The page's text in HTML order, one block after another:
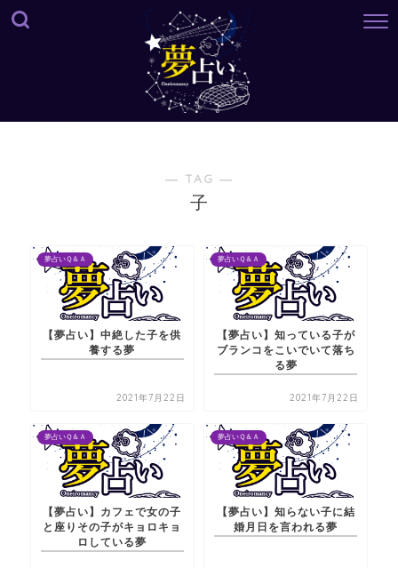
― TAG ―
子
夢占いＱ＆Ａ
【夢占い】中絶した子を供
養する夢
2021年7月22日
夢占いＱ＆Ａ
【夢占い】知っている子が
ブランコをこいでいて落ち
る夢
2021年7月22日
夢占いＱ＆Ａ
【夢占い】カフェで女の子
と座りその子がキョロキョ
ロしている夢
夢占いＱ＆Ａ
【夢占い】知らない子に結
婚月日を言われる夢